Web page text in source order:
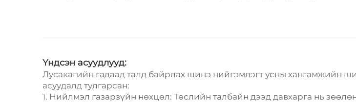
Үндсэн асуудлууд:
Лусакагийн гадаад талд байрлах шинэ нийгэмлэгт усны хангамжийн
асуудалд тулгарсан:
1. Нийлмэл газарзүйн нөхцөл: Төслийн талбайн дээд давхарга нь